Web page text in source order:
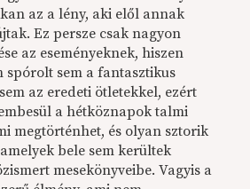
az a lény, aki elől annak
Ez persze csak nagyon
az eseményeknek, hiszen
spórolt sem a fantasztikus
az eredeti ötletekkel, ezért
a hétköznapok talmi
megtörténhet, és olyan sztorik
bele sem kerültek
mesekönyveibe. Vagyis a